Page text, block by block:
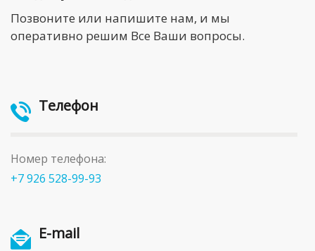
Позвоните или напишите нам, и мы
оперативно решим Все Ваши вопросы.
Телефон
Номер телефона:
+7 926 528-99-93
E-mail